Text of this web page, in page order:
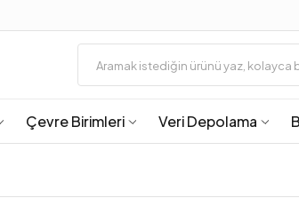
Çevre Birimleri Veri Depolama